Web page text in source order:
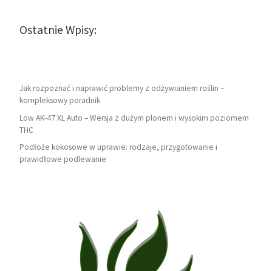
Ostatnie Wpisy:
Jak rozpoznać i naprawić problemy z odżywianiem roślin –
kompleksowy poradnik
Low AK-47 XL Auto – Wersja z dużym plonem i wysokim poziomem
THC
Podłoże kokosowe w uprawie: rodzaje, przygotowanie i
prawidłowe podlewanie